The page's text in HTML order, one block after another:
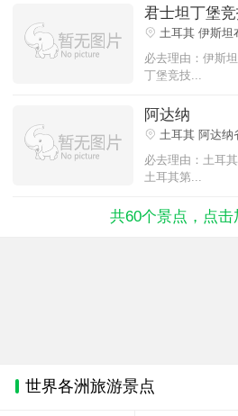
君士坦丁堡
土耳其 伊斯坦
必去理由：伊斯
丁堡竞技...
阿达纳
土耳其 阿达纳
必去理由：土耳
土耳其第...
共60个景点，点击
世界各洲旅游景点